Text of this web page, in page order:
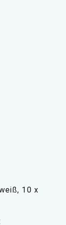
10 x